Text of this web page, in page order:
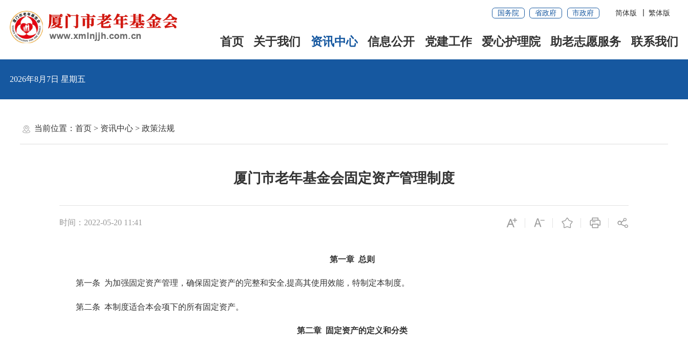
国务院 省政府 市政府 简体版 繁体版
首页 关于我们 资讯中心 信息公开 党建工作 爱心护理院 助老志愿服务 联系我们
2026年8月7日 星期五
当前位置：首页 > 资讯中心 >政策法规
厦门市老年基金会固定资产管理制度
时间：2022-05-20 11:41
第一章 总则
第一条 为加强固定资产管理，确保固定资产的完整和安全,提高其使用效能，特制定本制度。
第二条 本制度适合本会项下的所有固定资产。
第二章 固定资产的定义和分类